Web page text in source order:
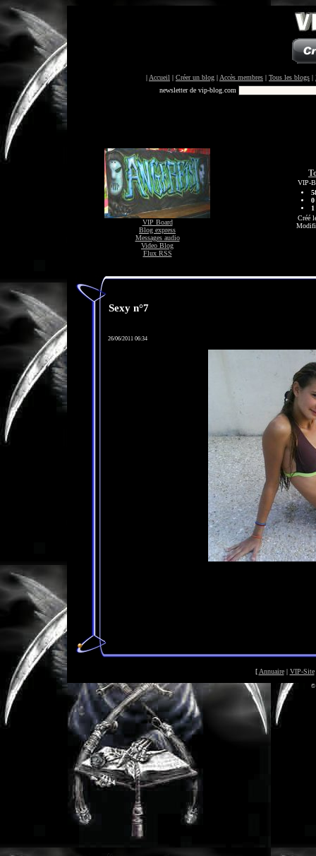
| Accueil | Créer un blog | Accès membres | Tous les blogs |
newsletter de vip-blog.com
VIP Board
Blog express
Messages audio
Video Blog
Flux RSS
VIP-
0
1
Créé
Sexy n°7
26/06/2011 06:34
[ Annuaire| VIP-Site
©